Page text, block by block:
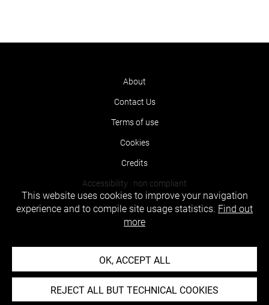
About
Contact Us
Terms of use
Cookies
Credits
Accessibility : non compliant
This website uses cookies to improve your navigation
experience and to compile site usage statistics. Find out
more
OK, ACCEPT ALL
REJECT ALL BUT TECHNICAL COOKIES